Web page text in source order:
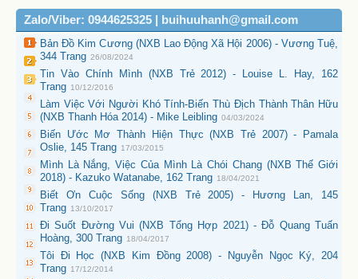
Zalo/Viber: 0944625325 | buihuuhanh@gmail.com
Bản Đồ Kim Cương (NXB Lao Động Xã Hội 2006) - Vương Tuệ,
344 Trang 26/08/2024
Tin Vào Chính Mình (NXB Trẻ 2012) - Louise L. Hay, 162
Trang 10/12/2016
Làm Việc Với Người Khó Tính-Biến Thù Địch Thành Thân Hữu
(NXB Thanh Hóa 2014) - Mike Leibling 04/03/2024
Biến Ước Mơ Thành Hiện Thực (NXB Trẻ 2007) - Pamala
Oslie, 145 Trang 17/03/2015
Mình Là Nắng, Việc Của Mình Là Chói Chang (NXB Thế Giới
2018) - Kazuko Watanabe, 162 Trang 18/04/2021
Biết Ơn Cuộc Sống (NXB Trẻ 2005) - Hương Lan, 145
Trang 13/10/2017
Đi Suốt Đường Vui (NXB Tổng Hợp 2021) - Đỗ Quang Tuấn
Hoàng, 300 Trang 18/04/2017
Tôi Đi Học (NXB Kim Đồng 2008) - Nguyễn Ngọc Ký, 204
Trang 17/12/2014